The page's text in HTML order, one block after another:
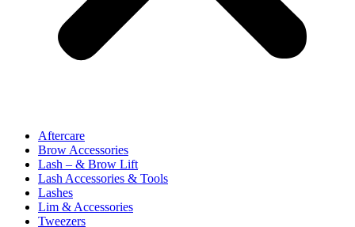
Aftercare
Brow Accessories
Lash – & Brow Lift
Lash Accessories & Tools
Lashes
Lim & Accessories
Tweezers